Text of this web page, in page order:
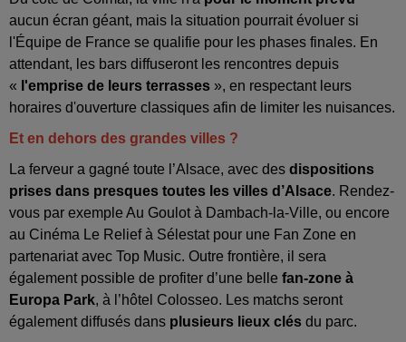
aucun écran géant, mais la situation pourrait évoluer si
l'Équipe de France se qualifie pour les phases finales. En
attendant, les bars diffuseront les rencontres depuis
« l'emprise de leurs terrasses », en respectant leurs
horaires d'ouverture classiques afin de limiter les nuisances.
Et en dehors des grandes villes ?
La ferveur a gagné toute l’Alsace, avec des dispositions
prises dans presques toutes les villes d’Alsace. Rendez-
vous par exemple Au Goulot à Dambach-la-Ville, ou encore
au Cinéma Le Relief à Sélestat pour une Fan Zone en
partenariat avec Top Music. Outre frontière, il sera
également possible de profiter d’une belle fan-zone à
Europa Park, à l’hôtel Colosseo. Les matchs seront
également diffusés dans plusieurs lieux clés du parc.